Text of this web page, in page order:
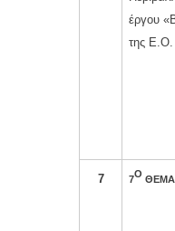
έργου
της Ε.Ο.
7 7Ο ΘΕΜΑ